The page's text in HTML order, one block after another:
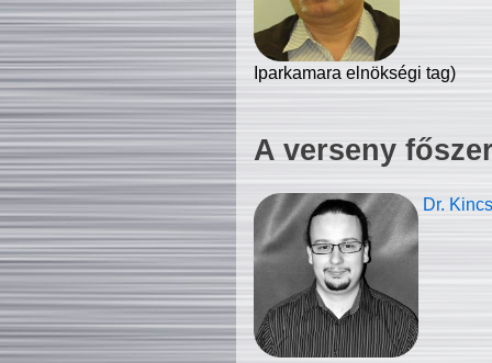
Iparkamara elnökségi tag)
A verseny
Dr.